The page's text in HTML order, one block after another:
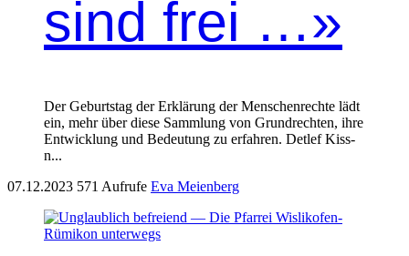
sind frei …»
Der Geburt­stag der Erk­lärung der Men­schen­rechte lädt
ein, mehr über diese Samm­lung von Grun­drecht­en, ihre
Entwick­lung und Bedeu­tung zu erfahren. Detlef Kiss­
n...
07.12.2023 571 Aufrufe Eva Meienberg